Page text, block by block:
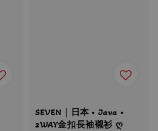
SEVEN｜日本 • Java •
2WAY金扣長袖襯衫 ღ